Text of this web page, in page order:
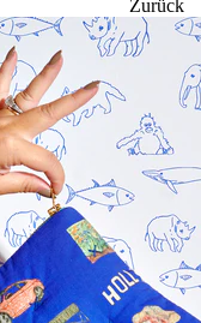
Zurück